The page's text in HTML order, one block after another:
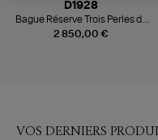
2 850,00 €
D1928
Bague Réserve Trois Perles de
Culture Or Jaune
VOS DERNIERS